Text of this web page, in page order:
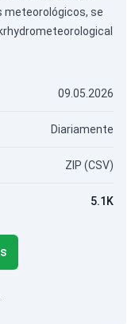
meteorológicos, se
09.05.2026
Diariamente
ZIP (CSV)
5.1K